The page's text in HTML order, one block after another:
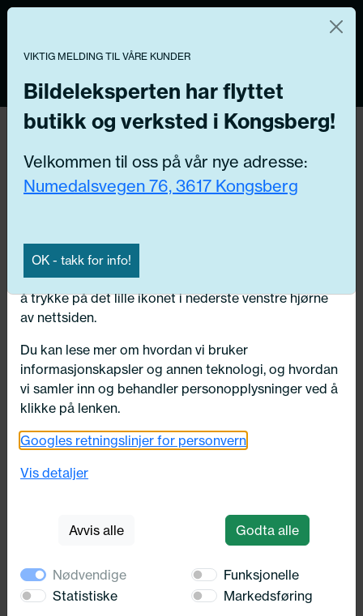
Få riktig del til bilen din ved å legge inn
N
Velg kjøretøy
Drivverk
Motor, Drivstoff og Eksos
Multifunksjonsrelé
Spenningstransformator
Vi og våre forretningspartnere bruker teknologier,
inkludert informasjonskapsler/«cookies» til å samle
informasjon om deg for forskjellige formål, inkludert:
Funksjonelle, Statistiske, Markedsføring
Ved å trykke «Godta» gir du din tillatelse til alle disse
formålene. Du kan også velge formålet du vil
innstillingene».
Du kan trekke tilbake samtykket ditt til enhver tid ved
å trykke på det lille ikonet i nederste venstre hjørne
av nettsiden.
Du kan lese mer om hvordan vi bruker
informasjonskapsler og annen teknologi, og hvordan
vi samler inn og behandler personopplysninger ved å
klikke på lenken.
Googles retningslinjer for personvern
Vis detaljer
Avvis alle Godta alle
Nødvendige
Funksjonelle
Statistiske
Markedsføring
VIKTIG MELDING TIL VÅRE KUNDER
Bildeleksperten har flyttet
butikk og verksted i Kongsberg!
Velkommen til oss på vår nye adresse:
Numedalsvegen 76, 3617 Kongsberg
OK - takk for info!